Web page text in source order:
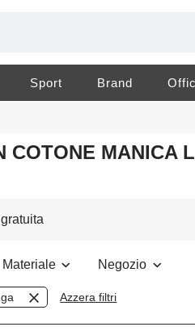
Sport Brand
COTONE MANICA
Materiale Negozio
Azzera filtri